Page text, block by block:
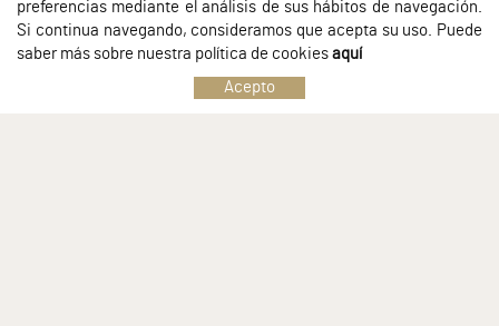
preferencias mediante el análisis de sus hábitos de navegación.
Si continua navegando, consideramos que acepta su uso. Puede
saber más sobre nuestra política de cookies aquí
Acepto